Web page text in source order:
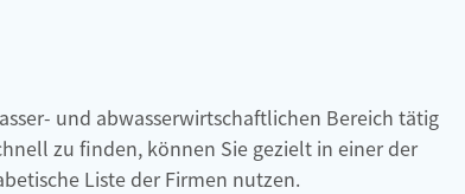
und abwasserwirtschaftlichen Bereich tätig
zu finden, können Sie gezielt in einer der
Liste der Firmen nutzen.